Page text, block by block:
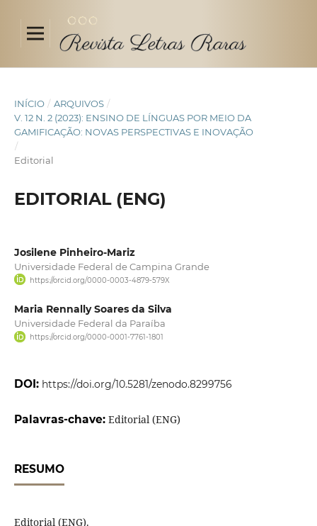
INÍCIO / ARQUIVOS /
V. 12 N. 2 (2023): ENSINO DE LÍNGUAS POR MEIO DA
GAMIFICAÇÃO: NOVAS PERSPECTIVAS E INOVAÇÃO
/
Editorial
EDITORIAL (ENG)
Josilene Pinheiro-Mariz
Universidade Federal de Campina Grande
https://orcid.org/0000-0003-4879-579X
Maria Rennally Soares da Silva
Universidade Federal da Paraíba
https://orcid.org/0000-0001-7761-1801
DOI: https://doi.org/10.5281/zenodo.8299756
Palavras-chave: Editorial (ENG)
RESUMO
Editorial (ENG).